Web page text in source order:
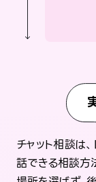
チャット相談は
話できる相談方